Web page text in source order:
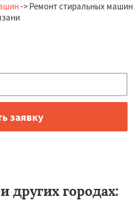
-> Ремонт стиральных машин
других городах: